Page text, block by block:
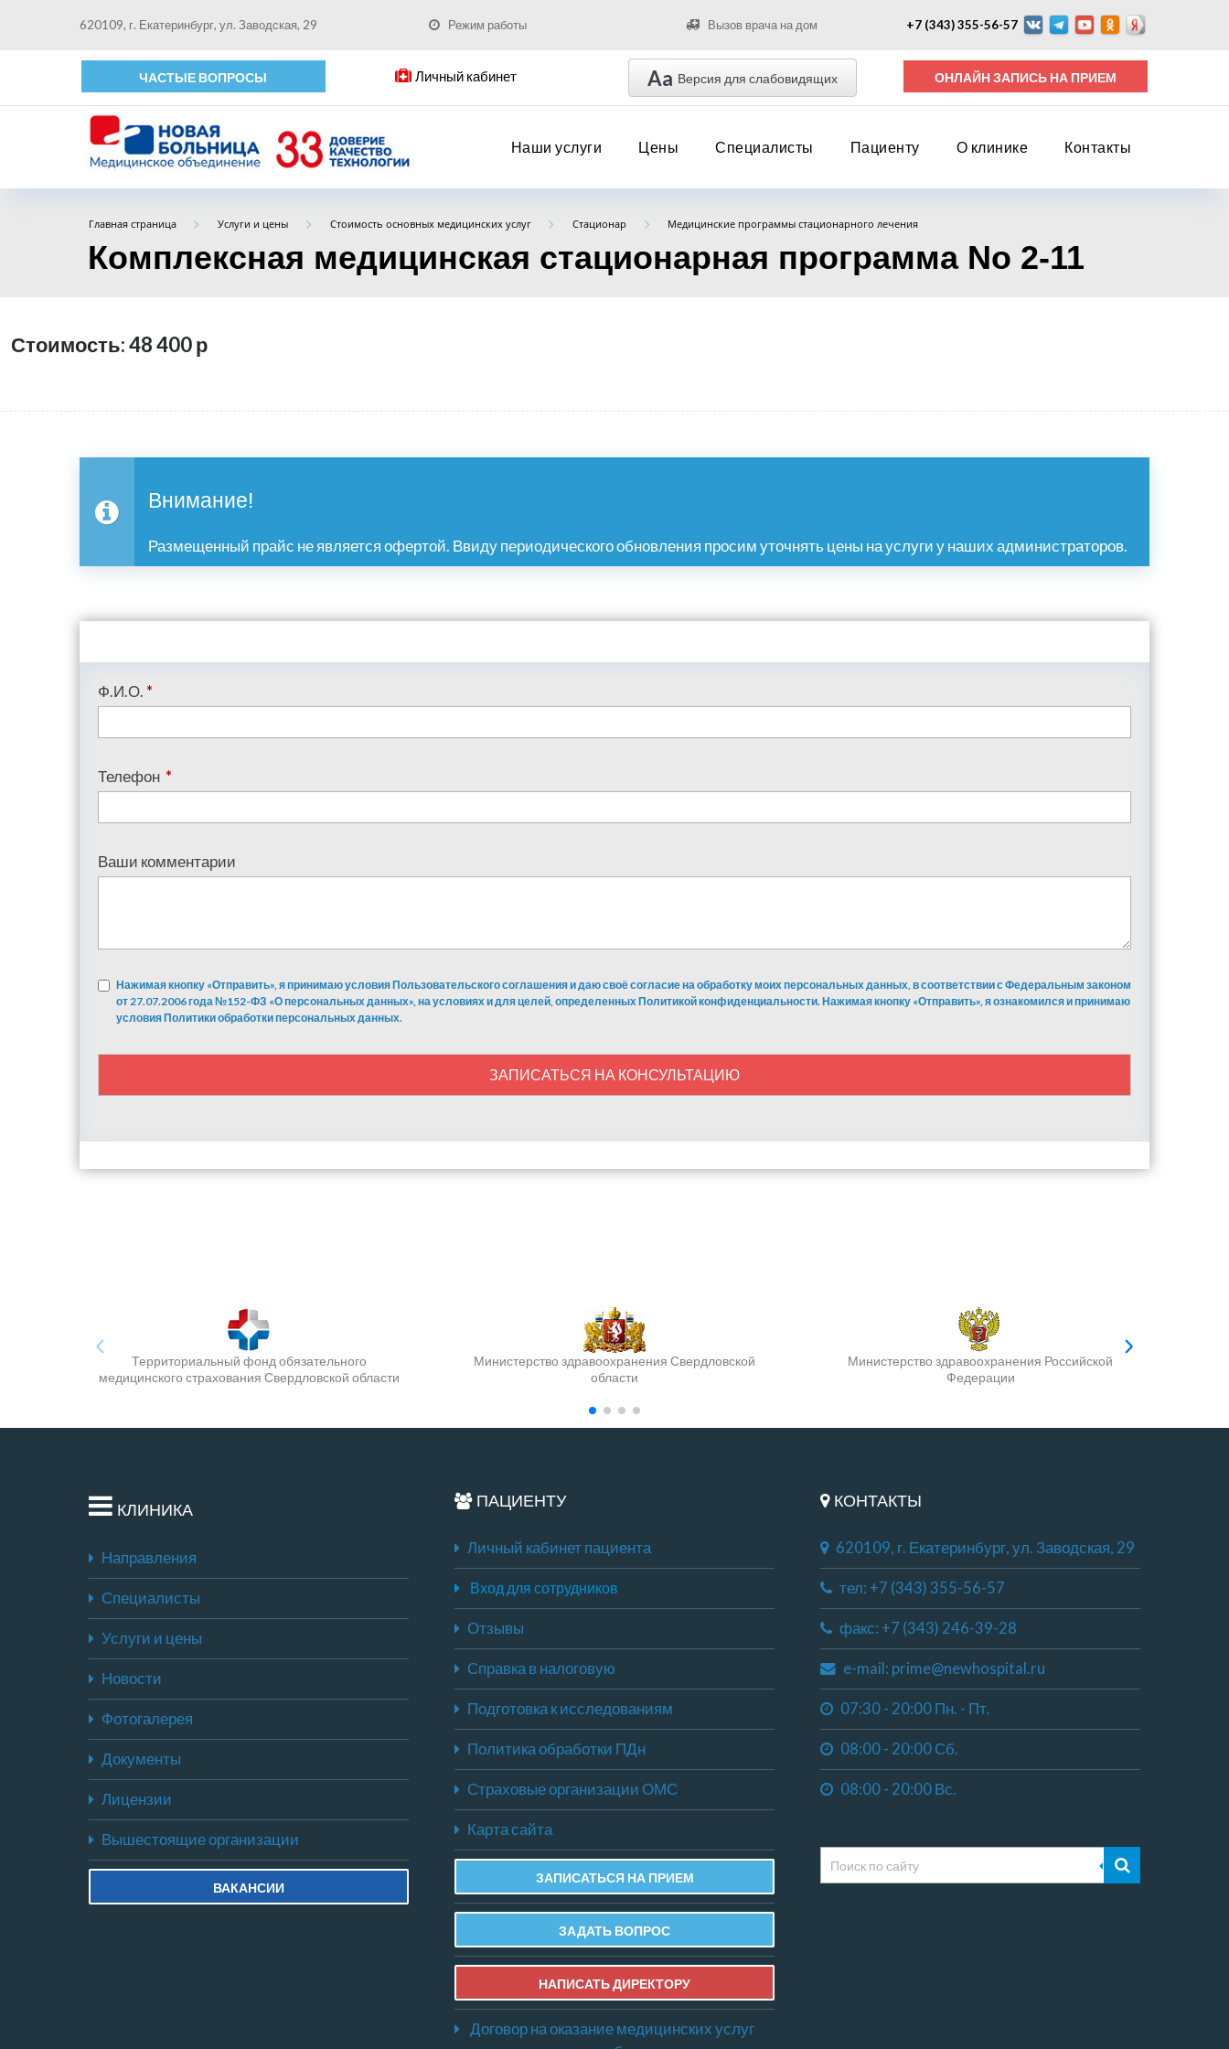
620109, г. Екатеринбург, ул. Заводская, 29 Режим работы Вызов врача на дом +7 (343) 355-56-57
ЧАСТЫЕ ВОПРОСЫ Личный кабинет Aa Версия для слабовидящих ОНЛАЙН ЗАПИСЬ НА ПРИЕМ
Наши услуги Цены Специалисты Пациенту О клинике Контакты
Главная страница Услуги и цены Стоимость основных медицинских услуг Стационар Медицинские программы стационарного лечения
Комплексная медицинская стационарная программа No 2-11
Стоимость: 48 400р
Внимание!
Размещенный прайс не является офертой. Ввиду периодического обновления просим уточнять цены на услуги у наших администраторов.
Ф.И.О. *
Телефон *
Ваши комментарии
Нажимая кнопку «Отправить», я принимаю условия Пользовательского соглашения и даю своё согласие на обработку моих персональных данных, в соответствии с Федеральным законом
от 27.07.2006 года №152-ФЗ «О персональных данных», на условиях и для целей, определенных Политикой конфиденциальности. Нажимая кнопку «Отправить», я ознакомился и принимаю
условия Политики обработки персональных данных.
ЗАПИСАТЬСЯ НА КОНСУЛЬТАЦИЮ
Территориальный фонд обязательного
медицинского страхования Свердловской области
Министерство здравоохранения Свердловской
области
Министерство здравоохранения Российской
Федерации
КЛИНИКА
Направления
Специалисты
Услуги и цены
Новости
Фотогалерея
Документы
Лицензии
Вышестоящие организации
ВАКАНСИИ
ПАЦИЕНТУ
Личный кабинет пациента
Вход для сотрудников
Отзывы
Справка в налоговую
Подготовка к исследованиям
Политика обработки ПДн
Страховые организации ОМС
Карта сайта
ЗАПИСАТЬСЯ НА ПРИЕМ
ЗАДАТЬ ВОПРОС
НАПИСАТЬ ДИРЕКТОРУ
Договор на оказание медицинских услуг
КОНТАКТЫ
620109, г. Екатеринбург, ул. Заводская, 29
тел: +7 (343) 355-56-57
факс: +7 (343) 246-39-28
e-mail: prime@newhospital.ru
07:30 - 20:00 Пн. - Пт.
08:00 - 20:00 Сб.
08:00 - 20:00 Вс.